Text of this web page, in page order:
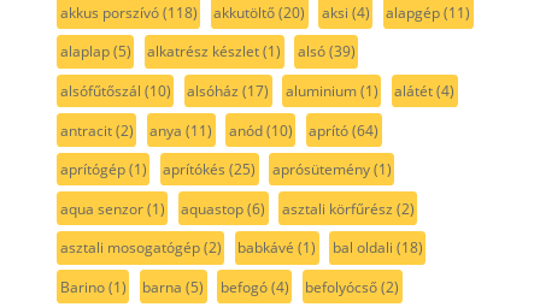
akkus porszívó(118) akkutöltő(20) aksi (4) alapgép(11)
alaplap(5) alkatrész készlet(1) alsó(39)
alsófűtőszál (10) alsóház (17) aluminium(1) alátét(4)
antracit(2) anya (11) anód(10) aprító(64)
aprítógép(1) aprítókés (25) aprósütemény(1)
aqua senzor(1) aquastop(6) asztali körfűrész (2)
asztali mosogatógép(2) babkávé (1) bal oldali (18)
Barino(1) barna (5) befogó(4) befolyócső(2)